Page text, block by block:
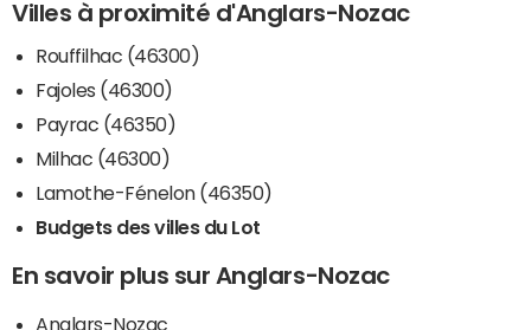
Villes à proximité d'Anglars-Nozac
Rouffilhac (46300)
Fajoles (46300)
Payrac (46350)
Milhac (46300)
Lamothe-Fénelon (46350)
Budgets des villes du Lot
En savoir plus sur Anglars-Nozac
Anglars-Nozac